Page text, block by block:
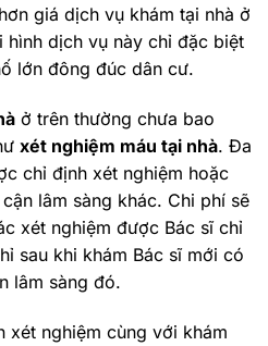
giá dịch vụ khám tại nhà ở
hình dịch vụ này chỉ đặc biệt
lớn đông đúc dân cư.
ở trên thường chưa bao
xét nghiệm máu tại nhà. Đa
chỉ định xét nghiệm hoặc
lâm sàng khác. Chi phí sẽ
xét nghiệm được Bác sĩ chỉ
sau khi khám Bác sĩ mới có
lâm sàng đó.
xét nghiệm cùng với khám